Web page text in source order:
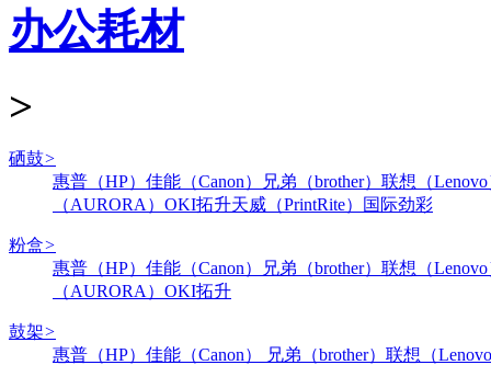
办公耗材
>
硒鼓>
惠普（HP） 佳能（Canon） 兄弟（brother） 联想（
（AURORA） OKI拓升天威（PrintRite） 国际劲彩
粉盒>
惠普（HP） 佳能（Canon） 兄弟（brother） 联想（
（AURORA） OKI拓升
鼓架>
惠普（HP） 佳能（Canon） 兄弟（brother） 联想（